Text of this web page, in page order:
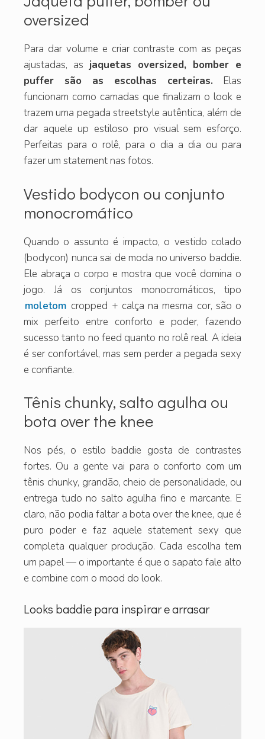
oversized
Para dar volume e criar contraste com as peças
ajustadas, as jaquetas oversized, bomber e
puffer são as escolhas certeiras. Elas
funcionam como camadas que finalizam o look e
trazem uma pegada streetstyle autêntica, além de
dar aquele up estiloso pro visual sem esforço.
Perfeitas para o rolê, para o dia a dia ou para
fazer um statement nas fotos.
Vestido bodycon ou conjunto
monocromático
Quando o assunto é impacto, o vestido colado
(bodycon) nunca sai de moda no universo baddie.
Ele abraça o corpo e mostra que você domina o
jogo. Já os conjuntos monocromáticos, tipo
moletom cropped + calça na mesma cor, são o
mix perfeito entre conforto e poder, fazendo
sucesso tanto no feed quanto no rolê real. A ideia
é ser confortável, mas sem perder a pegada sexy
e confiante.
Tênis chunky, salto agulha ou
bota over the knee
Nos pés, o estilo baddie gosta de contrastes
fortes. Ou a gente vai para o conforto com um
tênis chunky, grandão, cheio de personalidade, ou
entrega tudo no salto agulha fino e marcante. E
claro, não podia faltar a bota over the knee, que é
puro poder e faz aquele statement sexy que
completa qualquer produção. Cada escolha tem
um papel — o importante é que o sapato fale alto
e combine com o mood do look.
Looks baddie para inspirar e arrasar